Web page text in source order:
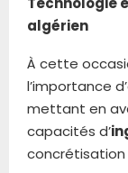
algérien
À cette
l’importance
mettant en
capacités d’